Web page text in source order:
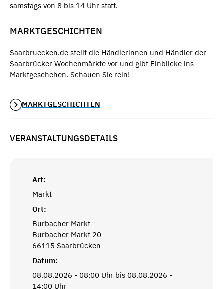
samstags von 8 bis 14 Uhr statt.
MARKTGESCHICHTEN
Saarbruecken.de stellt die Händlerinnen und Händler der
Saarbrücker Wochenmärkte vor und gibt Einblicke ins
Marktgeschehen. Schauen Sie rein!
MARKTGESCHICHTEN
VERANSTALTUNGSDETAILS
Art:
Markt
Ort:
Burbacher Markt
Burbacher Markt 20
66115 Saarbrücken
Datum:
08.08.2026 - 08:00 Uhr bis 08.08.2026 -
14:00 Uhr